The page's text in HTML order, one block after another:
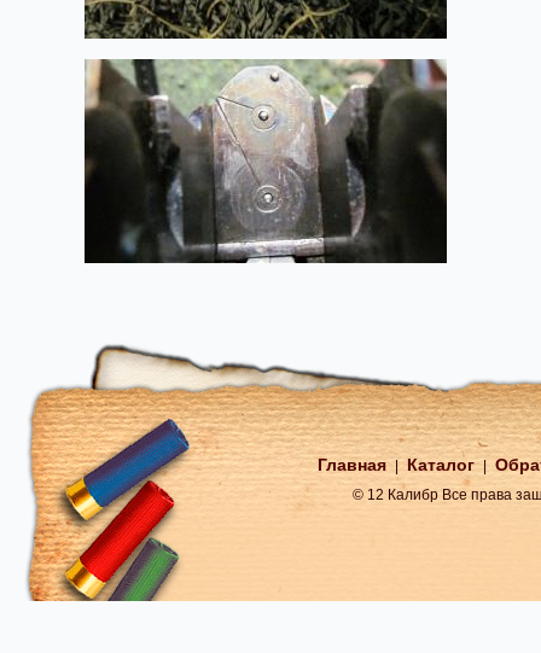
Главная Каталог
© 12 Калибр Все права